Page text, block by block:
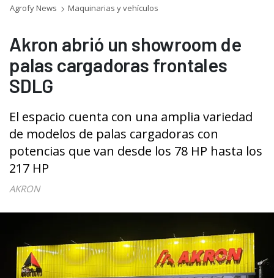
Agrofy News Maquinarias y vehículos
Akron abrió un showroom de
palas cargadoras frontales
SDLG
El espacio cuenta con una amplia variedad
de modelos de palas cargadoras con
potencias que van desde los 78 HP hasta los
217 HP
AKRON